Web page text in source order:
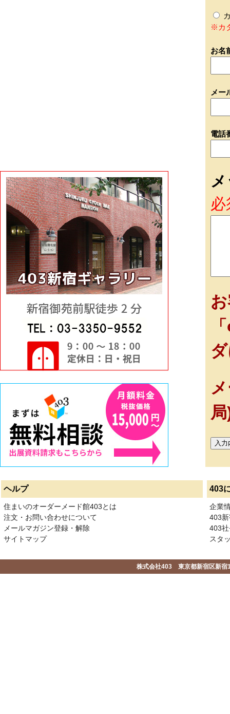
※カ
お名
メー
電話
必
ヘルプ 403
住まいのオーダーメード館403とは
注文・お問い合わせについて
メールマガジン登録・解除
サイトマップ
企業
403
403
スタ
株式会社403 東京都新宿区新